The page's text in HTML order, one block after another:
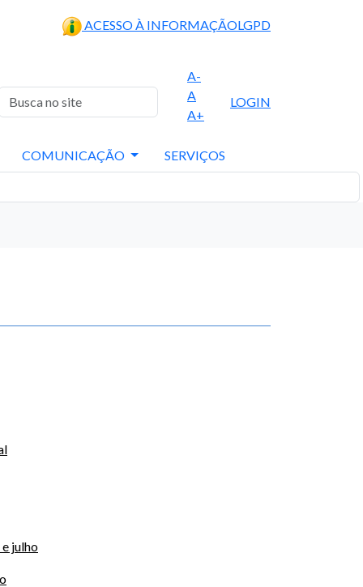
ACESSO À INFORMAÇÃOLGPD
A-
A
A+
LOGIN
COMUNICAÇÃO SERVIÇOS
julho